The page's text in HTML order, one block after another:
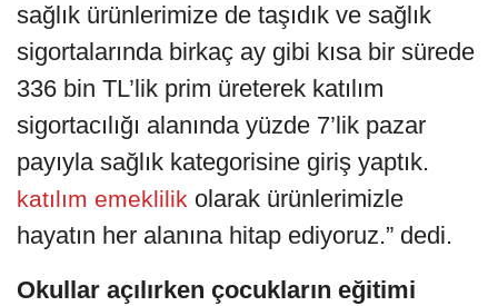
sağlık ürünlerimize de taşıdık ve sağlık
sigortalarında birkaç ay gibi kısa bir sürede
336 bin TL’lik prim üreterek katılım
sigortacılığı alanında yüzde 7’lik pazar
payıyla sağlık kategorisine giriş yaptık.
katılım emeklilik olarak ürünlerimizle
hayatın her alanına hitap ediyoruz.” dedi.
Okullar açılırken çocukların eğitimi